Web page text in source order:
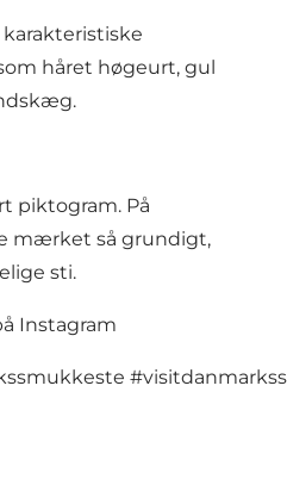
håret høgeurt, gul
piktogram. På
mærket så grundigt,
sti.
Instagram